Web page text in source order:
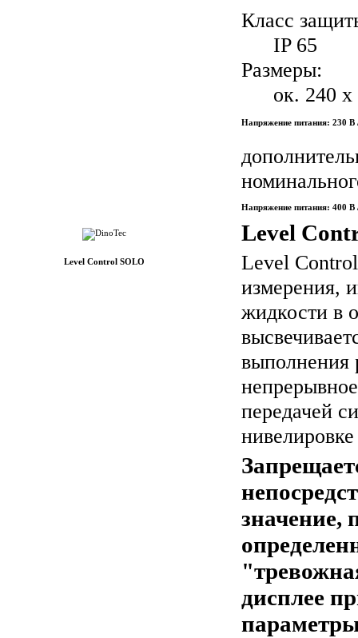
Класс
IP 65
Размеры:
ок. 240
Напряжение питания: 230 В
Напряжение питания: 400 В
Level Control SOLO
Level
Level Control
измерения,
жидкости в
выполнения
передачей
значение,
дисплее